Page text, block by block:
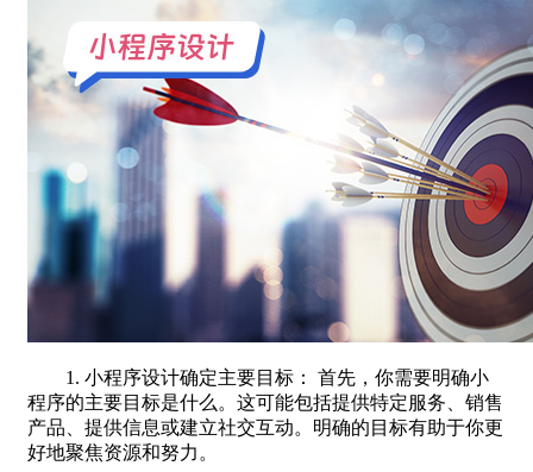
1. 小程序设计确定主要目标： 首先，你需要明确小
程序的主要目标是什么。这可能包括提供特定服务、销售
产品、提供信息或建立社交互动。明确的目标有助于你更
好地聚焦资源和努力。